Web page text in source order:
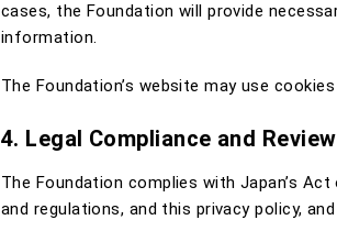
cases, the Foundation will provide
information.
The Foundation’s website may use
4. Legal Compliance and Review
The Foundation complies with Japan’s
and regulations, and this privacy policy,